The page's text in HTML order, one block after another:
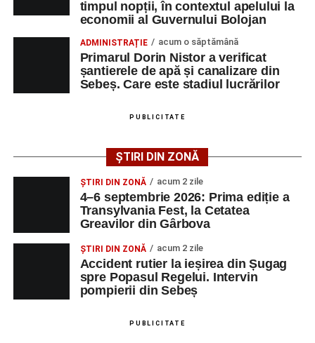
Adaugă-ne ca sursă preferată
Urmărește-ne pe Google News
Ultimele știri din Sebeș
Femeie de 66 de ani, transportată în stare gravă la
strada Dorobanți din Sebeș
Accident pe strada Dorobanți din Sebeș: fermeie
de 66 de ani rănită grav, după ce a fost lovită de o
motocicletă
4–6 septembrie 2026: Prima ediție a Transylvania
Fest, la Cetatea Greavilor din Gârbova
timpul nopții, în contextul apelului la
economii al Guvernului Bolojan
ADMINISTRAȚIE acum o săptămână
Primarul Dorin Nistor a verificat
șantierele de apă și canalizare din
Sebeș. Care este stadiul lucrărilor
PUBLICITATE
ȘTIRI DIN ZONĂ
ȘTIRI DIN ZONĂ acum 2 zile
4–6 septembrie 2026: Prima ediție a
Transylvania Fest, la Cetatea
Greavilor din Gârbova
ȘTIRI DIN ZONĂ acum 2 zile
Accident rutier la ieșirea din Șugag
spre Popasul Regelui. Intervin
pompierii din Sebeș
PUBLICITATE